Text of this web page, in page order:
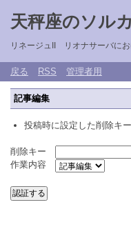
天秤座のソルカ
リネージュII リオナサーバに
戻る RSS 管理者用
記事編集
投稿時に設定した削除キ
削除キー
作業内容